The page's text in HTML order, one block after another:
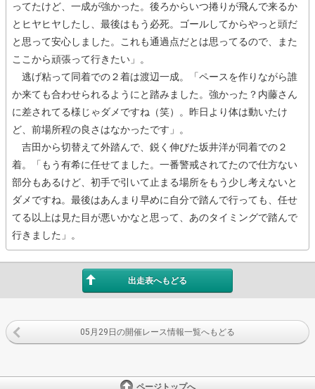
ってたけど、一成が強かった。後ろからいつ捲りが飛んで来るか
とヒヤヒヤしたし、最後はもう必死。ゴールしてからやっと頭だ
と思って安心しました。これも通過点だとは思ってるので、また
ここから頑張って行きたい」。
逃げ粘って同着での２着は渡辺一成。「ペースを作りながら誰
か来ても合わせられるようにと踏みました。強かった？内藤さん
に差されてる様じゃダメですね（笑）。昨日より体は動いたけ
ど、前場所程の良さはなかったです」。
吉田から切替えて外踏んで、鋭く伸びた坂井洋が同着での２
着。「もう有希に任せてました。一番警戒されてたので仕方ない
部分もあるけど、初手で引いて止まる場所をもう少し考えないと
ダメですね。最後はあんまり早めに自分で踏んで行っても、任せ
てる以上は見た目が悪いかなと思って、あのタイミングで踏んで
行きました」。
出走表へもどる
05月29日の開催レース情報一覧へもどる
ページトップへ